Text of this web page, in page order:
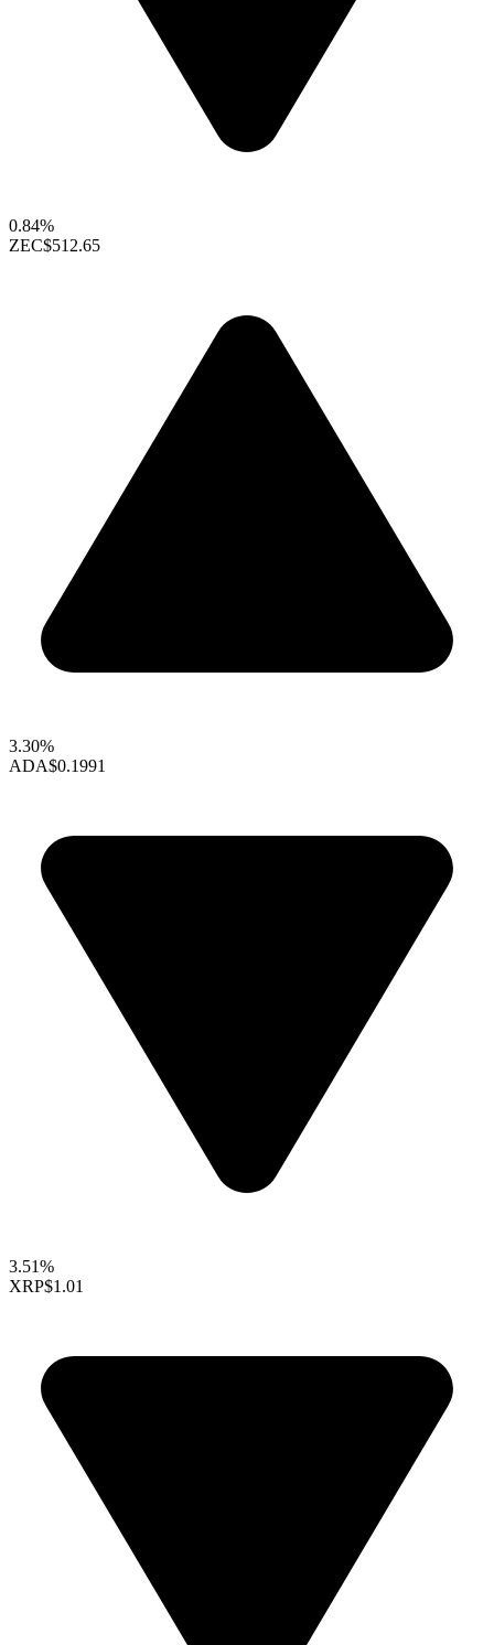
0.84%
ZEC$512.65
3.30%
ADA$0.1991
3.51%
XRP$1.01